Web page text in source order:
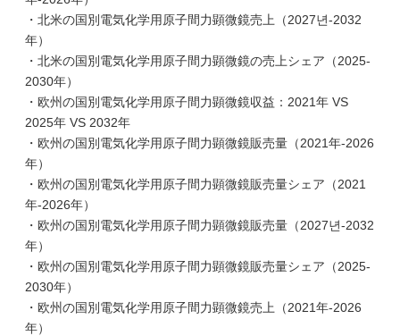
・北米の国別電気化学用原子間力顕微鏡売上（2027년-2032
年）
・北米の国別電気化学用原子間力顕微鏡の売上シェア（2025-
2030年）
・欧州の国別電気化学用原子間力顕微鏡収益：2021年 VS
2025年 VS 2032年
・欧州の国別電気化学用原子間力顕微鏡販売量（2021年-2026
年）
・欧州の国別電気化学用原子間力顕微鏡販売量シェア（2021
年-2026年）
・欧州の国別電気化学用原子間力顕微鏡販売量（2027년-2032
年）
・欧州の国別電気化学用原子間力顕微鏡販売量シェア（2025-
2030年）
・欧州の国別電気化学用原子間力顕微鏡売上（2021年-2026
年）